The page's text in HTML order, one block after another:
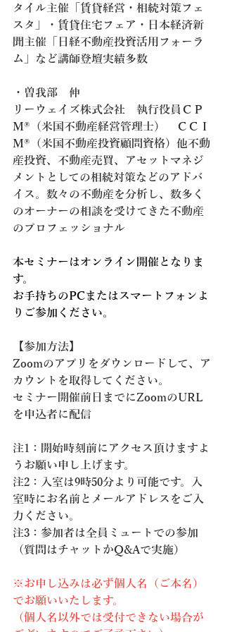
タイル主催「賃貸経営・相続対策フェ
スタ」・賃貸住宅フェア・日本経済新
聞主催「日経不動産投資活用フォーラ
ム」など講師登壇実績多数
・曽我部　伸
リーウェイズ株式会社　執行役員ＣＰ
Ｍ®（米国不動産経営管理士）　ＣＣＩ
Ｍ®（米国不動産投資顧問資格）他不動
産投資、不動産売買、アセットマネジ
メントとしての相続対策などのアドバ
イス。数々の不動産を分析し、数多く
のオーナーの相談を受けてきた不動産
のプロフェッショナル
本セミナーはオンライン開催となりま
す。
お手持ちのPCまたはスマートフォンよ
りご参加ください。
【参加方法】
Zoomのアプリをダウンロードして、ア
カウントを取得してください。
セミナー開催前日までにZoomのURL
を申込者に配信
注1：開始時刻前にアクセス頂けますよ
うお願い申し上げます。
注2：入室は9時50分より可能です。入
室時にお名前とメールアドレスをご入
力ください。
注3：参加者は全員ミュートでの参加
（質問はチャットかQ&Aで実施）
※お申し込みは必ず個人名（ご本名）
でお願いいたします。
（個人名以外では受付できない場合が